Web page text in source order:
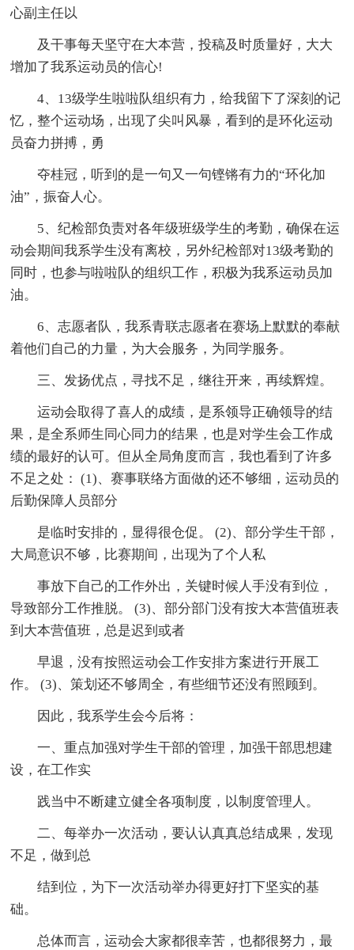
心副主任以
及干事每天坚守在大本营，投稿及时质量好，大大
增加了我系运动员的信心!
4、13级学生啦啦队组织有力，给我留下了深刻的记
忆，整个运动场，出现了尖叫风暴，看到的是环化运动
员奋力拼搏，勇
夺桂冠，听到的是一句又一句铿锵有力的“环化加
油”，振奋人心。
5、纪检部负责对各年级班级学生的考勤，确保在运
动会期间我系学生没有离校，另外纪检部对13级考勤的
同时，也参与啦啦队的组织工作，积极为我系运动员加
油。
6、志愿者队，我系青联志愿者在赛场上默默的奉献
着他们自己的力量，为大会服务，为同学服务。
三、发扬优点，寻找不足，继往开来，再续辉煌。
运动会取得了喜人的成绩，是系领导正确领导的结
果，是全系师生同心同力的结果，也是对学生会工作成
绩的最好的认可。但从全局角度而言，我也看到了许多
不足之处： (1)、赛事联络方面做的还不够细，运动员的
后勤保障人员部分
是临时安排的，显得很仓促。 (2)、部分学生干部，
大局意识不够，比赛期间，出现为了个人私
事放下自己的工作外出，关键时候人手没有到位，
导致部分工作推脱。 (3)、部分部门没有按大本营值班表
到大本营值班，总是迟到或者
早退，没有按照运动会工作安排方案进行开展工
作。 (3)、策划还不够周全，有些细节还没有照顾到。
因此，我系学生会今后将：
一、重点加强对学生干部的管理，加强干部思想建
设，在工作实
践当中不断建立健全各项制度，以制度管理人。
二、每举办一次活动，要认认真真总结成果，发现
不足，做到总
结到位，为下一次活动举办得更好打下坚实的基
础。
总体而言，运动会大家都很幸苦，也都很努力，最